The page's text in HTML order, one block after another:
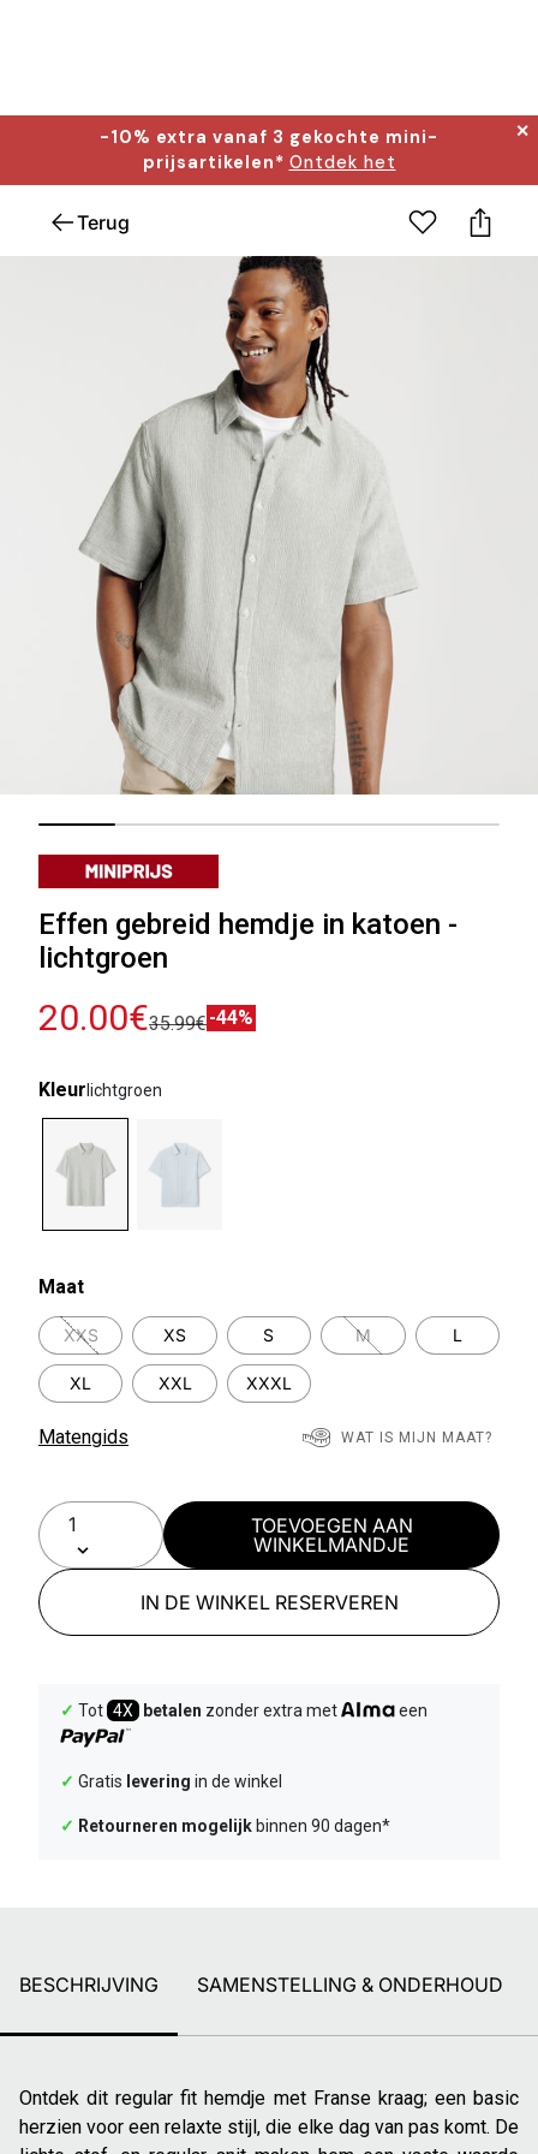
-10% extra vanaf 3 gekochte mini-
prijsartikelen* Ontdek het
✕
Terug
Effen gebreid hemdje in katoen -
lichtgroen
20.00€35.99€-44%
Kleur lichtgroen
Maat
XXS XS S M L
XL XXL XXXL
Matengids WAT IS MIJN MAAT?
TOEVOEGEN AAN
WINKELMANDJE
IN DE WINKEL RESERVEREN
✓ Tot 4X betalen zonder extra met een
✓ Gratis levering in de winkel
✓ Retourneren mogelijk binnen 90 dagen*
BESCHRIJVING SAMENSTELLING & ONDERHOUD
Ontdek dit regular fit hemdje met Franse kraag; een basic
herzien voor een relaxte stijl, die elke dag van pas komt. De